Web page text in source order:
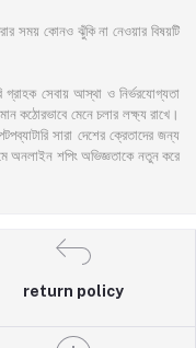
সময় কোনও ঝুঁকি না নেওয়ার বিষয়টি
গ্রাহক সেবায় আস্থা ও নির্ভরযোগ্যতা
কঠোরভাবে মেনে চলার লক্ষ্য রাখে।
সারা দেশের ক্রেতাদের জন্য
অনলাইন শপিং অভিজ্ঞতাকে নতুন করে
return policy